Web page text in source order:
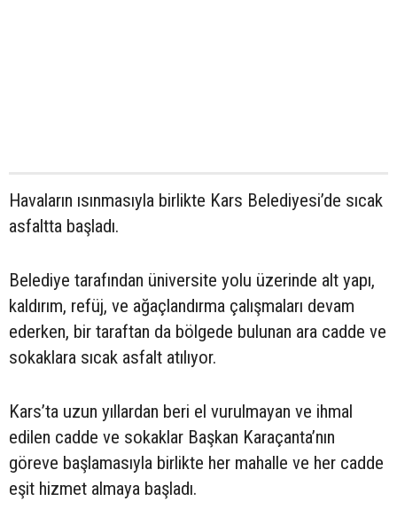
Havaların ısınmasıyla birlikte Kars Belediyesi’de sıcak
asfaltta başladı.
Belediye tarafından üniversite yolu üzerinde alt yapı,
kaldırım, refüj, ve ağaçlandırma çalışmaları devam
ederken, bir taraftan da bölgede bulunan ara cadde ve
sokaklara sıcak asfalt atılıyor.
Kars’ta uzun yıllardan beri el vurulmayan ve ihmal
edilen cadde ve sokaklar Başkan Karaçanta’nın
göreve başlamasıyla birlikte her mahalle ve her cadde
eşit hizmet almaya başladı.